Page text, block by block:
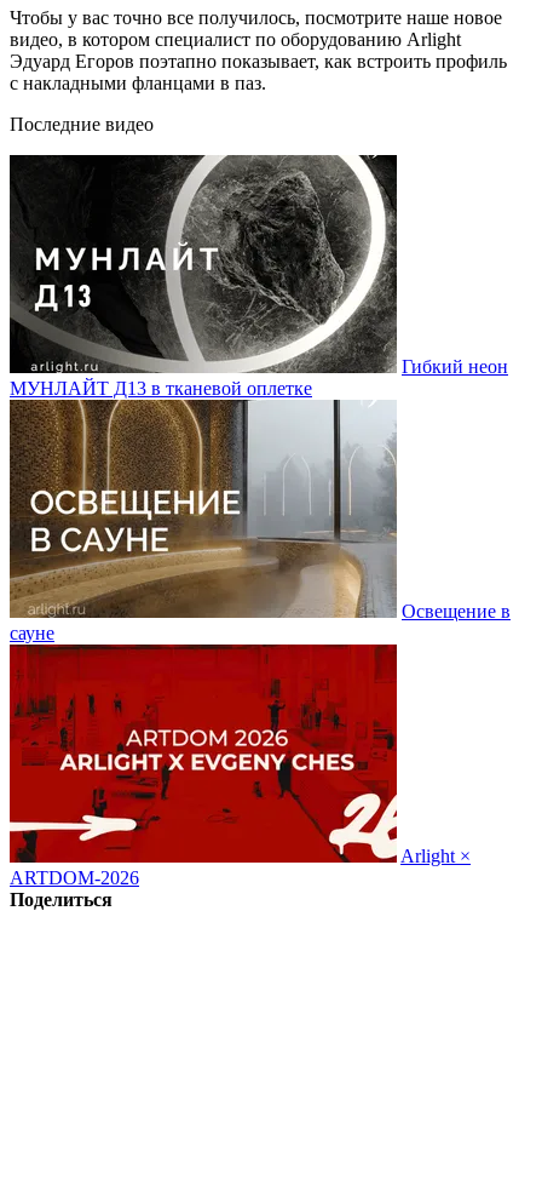
Чтобы у вас точно все получилось, посмотрите наше новое
видео, в котором специалист по оборудованию Arlight
Эдуард Егоров поэтапно показывает, как встроить профиль
с накладными фланцами в паз.
Последние видео
Гибкий неон
МУНЛАЙТ Д13 в тканевой оплетке
Освещение в
сауне
Arlight ×
ARTDOM-2026
Поделиться